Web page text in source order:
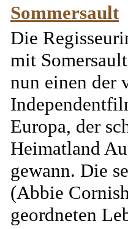
Sommersault
Die
mit
nun einen der
Europa, der
Heimatland
gewann. Die
(Abbie
geordneten